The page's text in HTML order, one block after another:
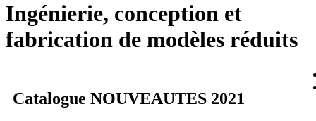
Ingénierie, conception et
fabrication de modèles réduits
Catalogue NOUVEAUTES 2021